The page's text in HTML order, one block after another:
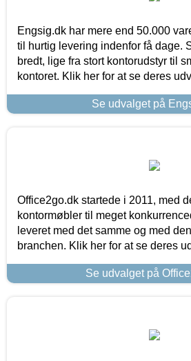
Engsig.dk har mere end 50.000
til hurtig levering indenfor få dage.
bredt, lige fra stort kontorudstyr til
kontoret. Klik her for at se deres
Se udvalget på
Office2go.dk startede i 2011, med
kontormøbler til meget
leveret med det samme og med
branchen. Klik her for at se deres
Se udvalget på